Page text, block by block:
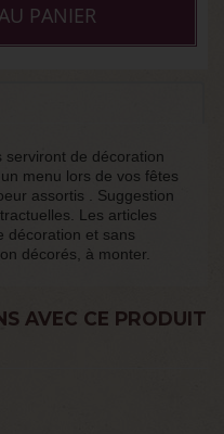
PANIER
serviront de décoration
menu lors de vos fêtes
assortis . Suggestion
Les articles
décoration et sans
décorés, à monter.
AVEC CE PRODUIT